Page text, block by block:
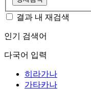
결과 내 재검색
인기 검색어
다국어 입력
히라가나
가타카나